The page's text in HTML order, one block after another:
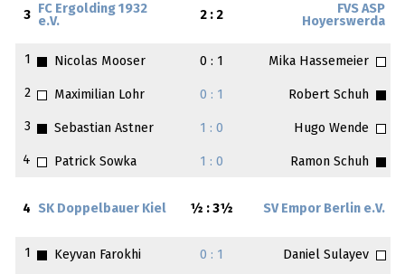
3
FC Ergolding 1932
e.V.
2 : 2
FVS ASP
Hoyerswerda
1 Nicolas Mooser 0 : 1 Mika Hassemeier
2 Maximilian Lohr 0 : 1 Robert Schuh
3 Sebastian Astner 1 : 0 Hugo Wende
4 Patrick Sowka 1 : 0 Ramon Schuh
4 SK Doppelbauer Kiel ½ : 3½ SV Empor Berlin e.V.
1 Keyvan Farokhi 0 : 1 Daniel Sulayev